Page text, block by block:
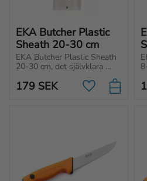
EKA Butcher Plastic
Sheath 20-30 cm
EKA Butcher Plastic Sheath
20-30 cm, det självklara
valet för dig som prioriterar
säkerhet och hygienisk
hantering av dina slaktknivar.
179 SEK Lägg till i